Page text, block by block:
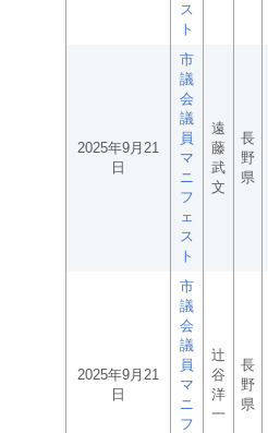
ス
ト
2025年9月21
日
市
議
会
議
員
マ
ニ
フ
ェ
ス
ト
遠
藤
武
文
長
野
県
2025年9月21
日
市
議
会
議
員
マ
ニ
フ
辻
谷
洋
一
長
野
県